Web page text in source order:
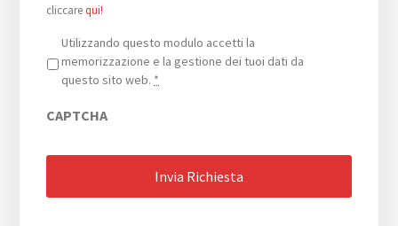
cliccarequi!
Privacy *
Utilizzando questo modulo accetti la
memorizzazione e la gestione dei tuoi dati da
questo sito web. *
CAPTCHA